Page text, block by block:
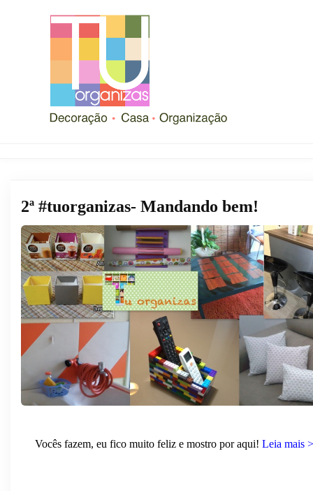
2ª #tuorganizas- Mandando bem!
Vocês fazem, eu fico muito feliz e mostro por aqui! Leia mais